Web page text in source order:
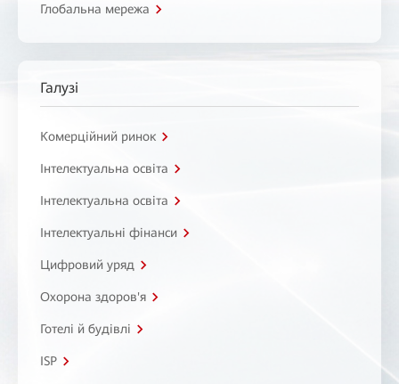
Глобальна мережа
Галузі
Комерційний ринок
Інтелектуальна освіта
Інтелектуальна освіта
Інтелектуальні фінанси
Цифровий уряд
Охорона здоров'я
Готелі й будівлі
ISP